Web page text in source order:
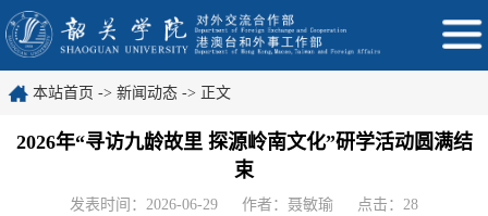
本站首页 -> 新闻动态 -> 正文
2026年“寻访九龄故里 探源岭南文化”研学活动圆满结
束
发表时间：2026-06-29 作者：聂敏瑜 点击：28